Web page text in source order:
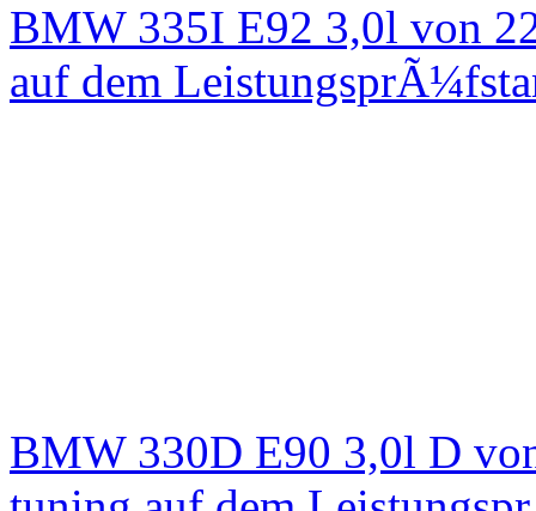
BMW 335I E92 3,0l von
auf dem
BMW 330D E90 3,0l D